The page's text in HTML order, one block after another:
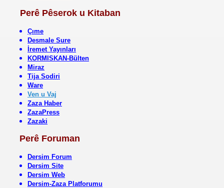
Perê Pêserok u Kitaban
Çıme
Desmale Sure
İremet Yayınları
KORMISKAN-Bülten
Miraz
Tija Sodiri
Ware
Ven u Vaj
Zaza Haber
ZazaPress
Zazaki
Perê Foruman
Dersim Forum
Dersim Site
Dersim Web
Dersim-Zaza Platforumu